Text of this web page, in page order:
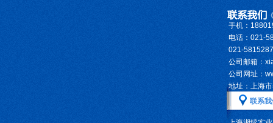
手机：
电话：021-
021-
公司邮箱：
公司网址：
地址：上海
联系